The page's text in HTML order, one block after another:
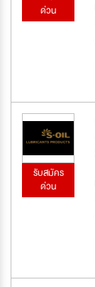
ด่วน
รับสมัคร
ด่วน